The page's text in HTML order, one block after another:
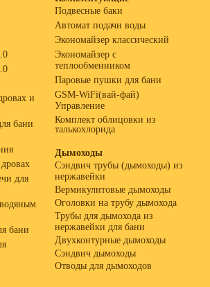
и
бани
для
бани
Подвесные баки
Автомат подачи воды
Экономайзер классический
Экономайзер с
теплообменником
Паровые пушки для бани
GSM-WiFi(вай-фай)
Управление
Комплект облицовки из
талькохлорида
Дымоходы
Сэндвич трубы (дымоходы) из
нержавейки
Вермикулитовые дымоходы
Оголовки на трубу дымохода
Трубы для дымохода из
нержавейки для бани
Двухконтурные дымоходы
Сэндвич дымоходы
Отводы для дымоходов